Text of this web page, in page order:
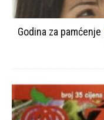
Godina za pamćenje